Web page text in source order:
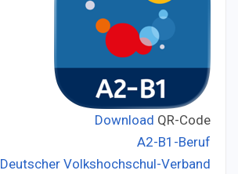
Download QR-Code
A2-B1-Beruf
Deutscher Volkshochschul-Verband